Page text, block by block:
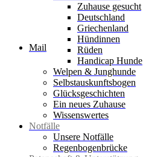
Mail
Zuhause gesucht
Deutschland
Griechenland
Hündinnen
Rüden
Handicap Hunde
Welpen & Junghunde
Selbstauskunftsbogen
Glücksgeschichten
Ein neues Zuhause
Wissenswertes
Notfälle
Unsere Notfälle
Regenbogenbrücke